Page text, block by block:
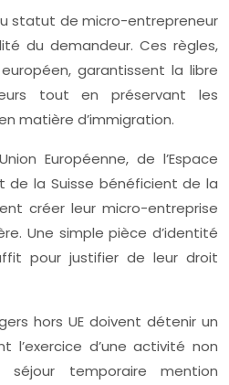
statut de micro-entrepreneur
du demandeur. Ces règles,
garantissent la libre
tout en préservant les
matière d’immigration.
Européenne, de l’Espace
de la Suisse bénéficient de la
créer leur micro-entreprise
Une simple pièce d’identité
pour justifier de leur droit
hors UE doivent détenir un
l’exercice d’une activité non
temporaire mention